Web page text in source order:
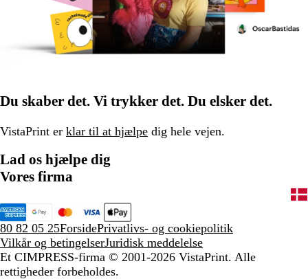
Du skaber det. Vi trykker det. Du elsker det.
VistaPrint er klar til at hjælpe dig hele vejen.
Lad os hjælpe dig
Vores firma
80 82 05 25ForsidePrivatlivs- og cookiepolitik
Vilkår og betingelserJuridisk meddelelse
Et CIMPRESS-firma © 2001-2026 VistaPrint. Alle
rettigheder forbeholdes.